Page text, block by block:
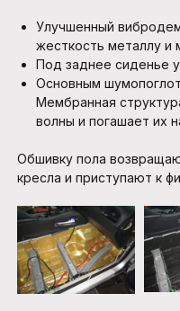
Улучшенный
жесткость металлу и
Под заднее сиденье
Основным
Мембранная
волны и погашает их
Обшивку пола
кресла и приступают к